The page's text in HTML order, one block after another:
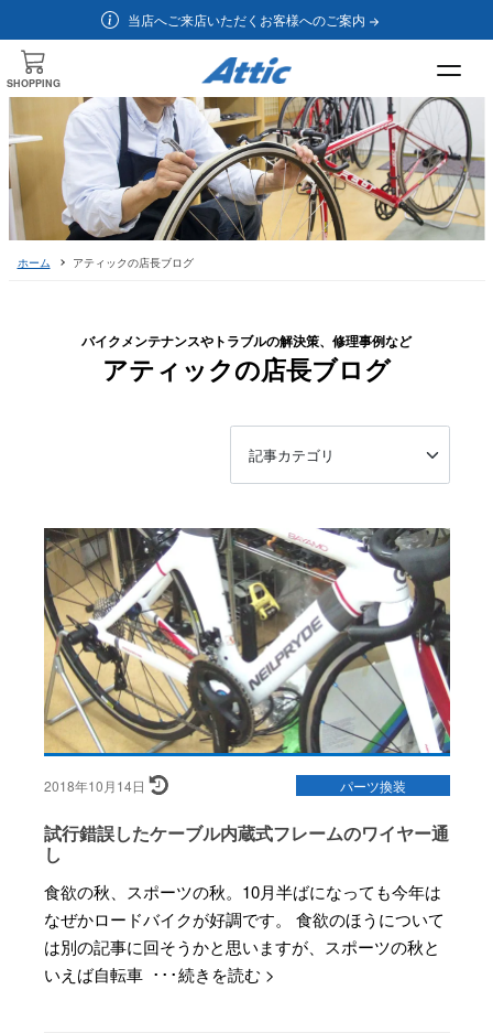
当店へご来店いただくお客様へのご案内
SHOPPING
ホーム アティックの店長ブログ
バイクメンテナンスやトラブルの解決策、修理事例など
アティックの店長ブログ
パーツ換装
2018年10月14日
試行錯誤したケーブル内蔵式フレームのワイヤー通
し
食欲の秋、スポーツの秋。10月半ばになっても今年は
なぜかロードバイクが好調です。 食欲のほうについて
は別の記事に回そうかと思いますが、スポーツの秋と
いえば自転車 ･･･続きを読む >